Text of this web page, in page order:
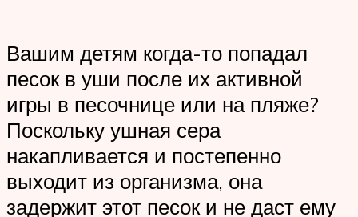
Вашим детям когда-то попадал
песок в уши после их активной
игры в песочнице или на пляже?
Поскольку ушная сера
накапливается и постепенно
выходит из организма, она
задержит этот песок и не даст ему